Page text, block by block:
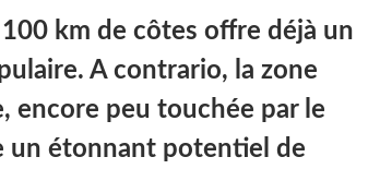
100 km de côtes offre déjà un
A contrario, la zone
encore peu touchée par le
un étonnant potentiel de